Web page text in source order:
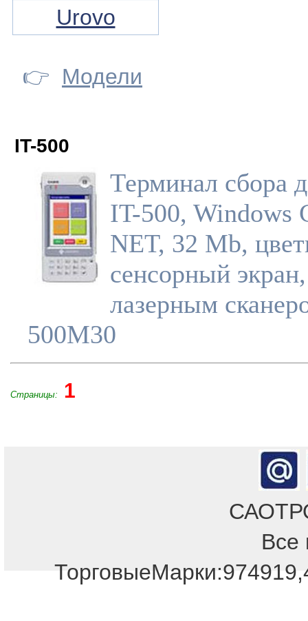
Urovo
👉 Модели
IT-500
Терминал сбора
IT-500, Windows
NET, 32 Mb,
сенсорный
лазерным
500M30
Страницы: 1
Все